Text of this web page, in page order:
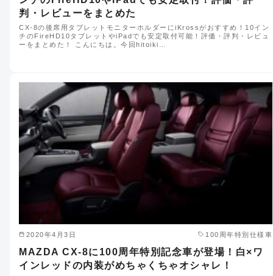
判・レビューをまとめた
CX-8の後席用タブレットモニターホルダーにiKrossがおすすめ！10イン
チのFireHD10タブレットやiPadでも安定取付可能！評価・評判・レビュ
ーをまとめた！ こんにちは。今回hitoiki…
2020年4月3日 100周年特別仕様車
MAZDA CX-8に100周年特別記念車が登場！白×ワ
インレッドの内装がめちゃくちゃオシャレ！